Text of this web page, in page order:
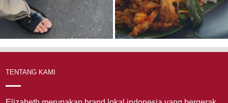
TENTANG KAMI